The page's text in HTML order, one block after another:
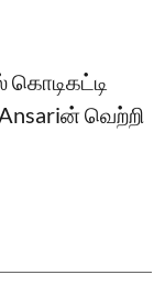
கொடிகட்டி
வெற்றி